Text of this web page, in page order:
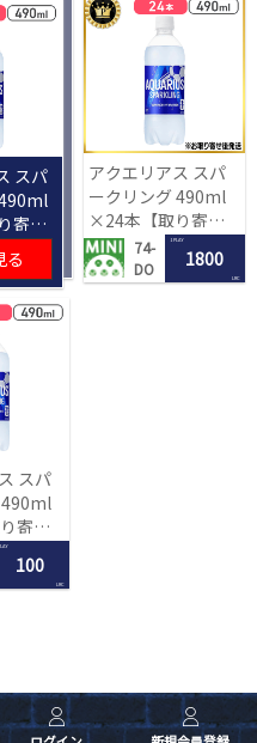
スパ
寄せ
送】
る
アクエリアス スパ
ークリング 490ml
×24本【取り寄せ
入荷後次第発送】
74-
DO
1 PLAY
1800
LRC
スパ
490ml
寄せ
送】
100
LRC